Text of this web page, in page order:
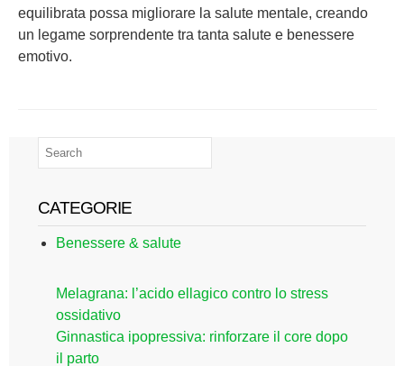
equilibrata possa migliorare la salute mentale, creando
un legame sorprendente tra tanta salute e benessere
emotivo.
CATEGORIE
Benessere & salute
Melagrana: l’acido ellagico contro lo stress
ossidativo
Ginnastica ipopressiva: rinforzare il core dopo
il parto